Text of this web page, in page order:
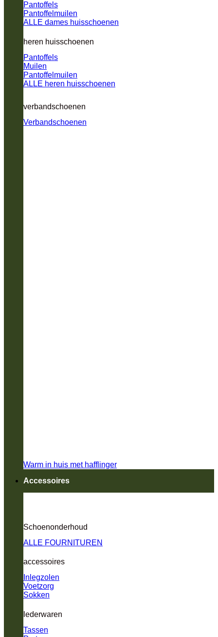
Pantoffels
Pantoffelmuilen
ALLE dames huisschoenen
heren huisschoenen
Pantoffels
Muilen
Pantoffelmuilen
ALLE heren huisschoenen
verbandschoenen
Verbandschoenen
Warm in huis met hafflinger
Accessoires
Schoenonderhoud
ALLE FOURNITUREN
accessoires
Inlegzolen
Voetzorg
Sokken
lederwaren
Tassen